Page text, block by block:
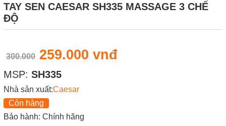
TAY SEN CAESAR SH335 MASSAGE 3 CHẾ
ĐỘ
300.000 259.000 vnđ
MSP: SH335
Nhà sản xuất:Caesar
Còn hàng
Bảo hành: Chính hãng